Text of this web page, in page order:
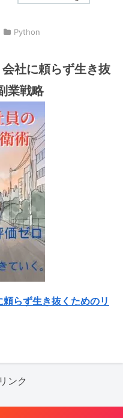
Python
社に頼らず生き抜
業戦略
らず生き抜くためのリ
ンク